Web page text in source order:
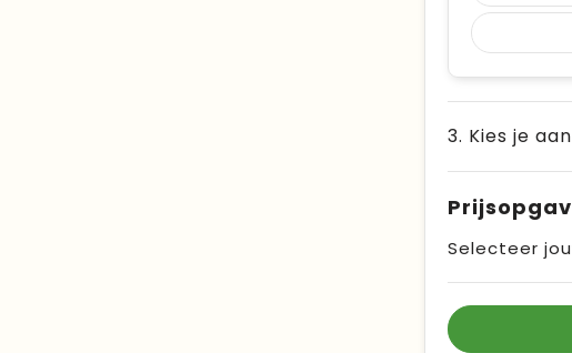
3. Kies je
Selecteer